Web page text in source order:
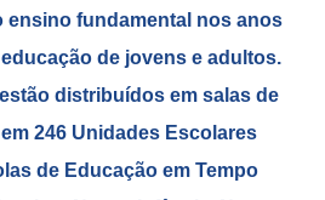
ensino fundamental nos anos
de jovens e adultos.
distribuídos em salas de
246 Unidades Escolares
de Educação em Tempo